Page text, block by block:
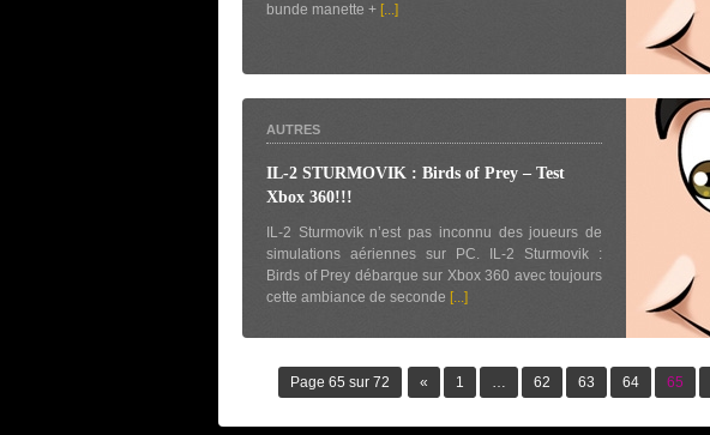
bunde manette + [...]
AUTRES
IL-2 STURMOVIK : Birds of Prey – Test
Xbox 360!!!
IL-2 Sturmovik n’est pas inconnu des joueurs de
simulations aériennes sur PC. IL-2 Sturmovik :
Birds of Prey débarque sur Xbox 360 avec toujours
cette ambiance de seconde [...]
Page 65 sur 72 « 1 … 62 63 64 65